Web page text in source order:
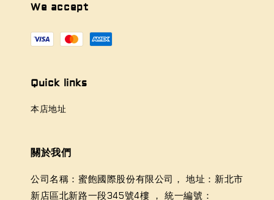
We accept
Quick links
本店地址
關於我們
公司名稱：蜜飽國際股份有限公司， 地址：新北市
新店區北新路一段345號4樓 ， 統一編號：